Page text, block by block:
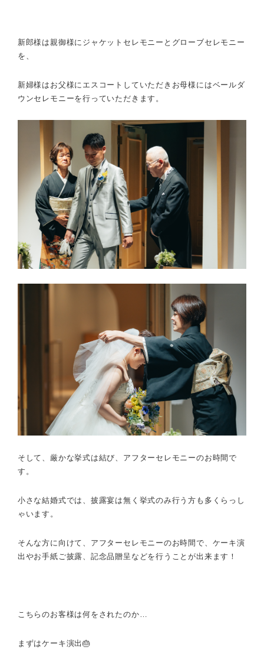
新郎様は親御様にジャケットセレモニーとグローブセレモニー
を、
新婦様はお父様にエスコートしていただきお母様にはベールダ
ウンセレモニーを行っていただきます。
そして、厳かな挙式は結び、アフターセレモニーのお時間で
す。
小さな結婚式では、披露宴は無く挙式のみ行う方も多くらっし
ゃいます。
そんな方に向けて、アフターセレモニーのお時間で、ケーキ演
出やお手紙ご披露、記念品贈呈などを行うことが出来ます！
こちらのお客様は何をされたのか…
まずはケーキ演出🎂